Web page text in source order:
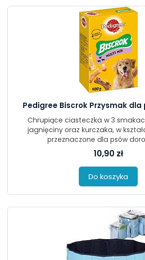
Pedigree Biscrok Przysmak dla
Chrupiące ciasteczka w 3
jagnięciny oraz kurczaka, w
przeznaczone dla psów
10,90 zł
Do koszyka